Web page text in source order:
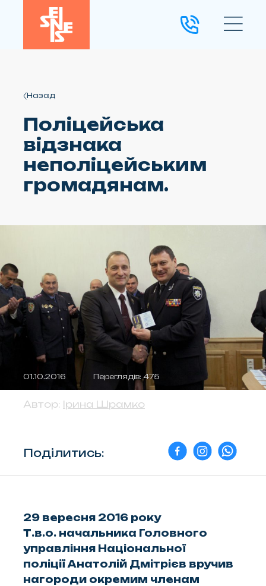
Назад
Поліцейська
відзнака
неполіцейським
громадянам.
01.10.2016 Переглядів: 475
Автор: Ірина Шрамко
Поділитись:
29 вересня 2016 року
Т.в.о. начальника Головного
управління Національної
поліції Анатолій Дмітрієв вручив
нагороди окремим членам